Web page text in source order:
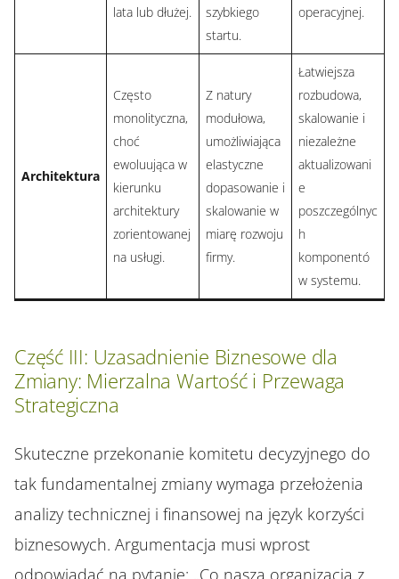
lata lub dłużej.
szybkiego
startu.
operacyjnej.
Architektura
Często
monolityczna,
choć
ewoluująca w
kierunku
architektury
zorientowanej
na usługi.
Z natury
modułowa,
umożliwiająca
elastyczne
dopasowanie i
skalowanie w
miarę rozwoju
firmy.
Łatwiejsza
rozbudowa,
skalowanie i
niezależne
aktualizowani
e
poszczególnyc
h
komponentó
w systemu.
Część III: Uzasadnienie Biznesowe dla
Zmiany: Mierzalna Wartość i Przewaga
Strategiczna
Skuteczne przekonanie komitetu decyzyjnego do
tak fundamentalnej zmiany wymaga przełożenia
analizy technicznej i finansowej na język korzyści
biznesowych. Argumentacja musi wprost
odpowiadać na pytanie: „Co nasza organizacja z